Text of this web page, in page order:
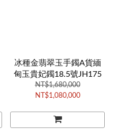
冰種金翡翠玉手鐲A貨緬
甸玉貴妃鐲18.5號JH175
NT$1,680,000
NT$1,080,000